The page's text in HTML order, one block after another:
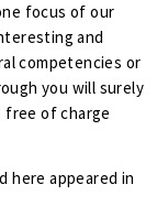
focus of our
and
competencies or
you will surely
free of charge
here appeared in